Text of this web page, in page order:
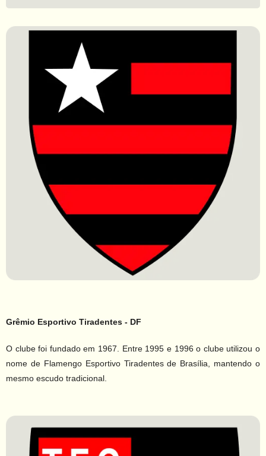
Grêmio Esportivo Tiradentes - DF
O clube foi fundado em 1967. Entre 1995 e 1996 o clube utilizou o
nome de Flamengo Esportivo Tiradentes de Brasília, mantendo o
mesmo escudo tradicional.